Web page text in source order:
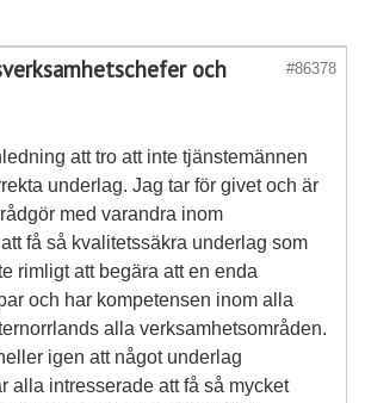
#86378
och
att tro att inte tjänstemännen
underlag. Jag tar för givet och är
med varandra inom
få så kvalitetssäkra underlag som
rimligt att begära att en enda
och har kompetensen inom alla
alla verksamhetsområden.
igen att något underlag
alla intresserade att få så mycket